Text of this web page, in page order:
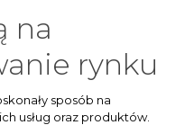
na
rynku
sposób na
usług oraz produktów.